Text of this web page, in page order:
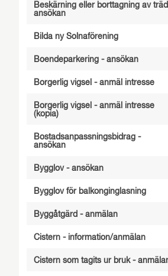
Beskärning eller borttagning av
ansökan
Bilda ny Solnaförening
Boendeparkering - ansökan
Borgerlig vigsel - anmäl intresse
Borgerlig vigsel - anmäl intresse
(kopia)
Bostadsanpassningsbidrag -
ansökan
Bygglov - ansökan
Bygglov för balkonginglasning
Byggåtgärd - anmälan
Cistern - information/anmälan
Cistern som tagits ur bruk -